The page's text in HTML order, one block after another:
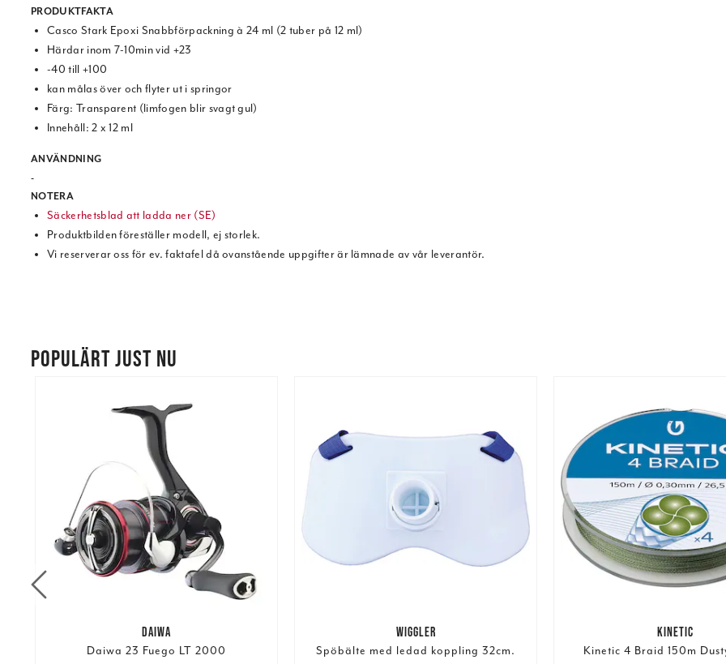
PRODUKTFAKTA
Casco Stark Epoxi Snabbförpackning à 24 ml (2 tuber på 12 ml)
Härdar inom 7-10min vid +23
-40 till +100
kan målas över och flyter ut i springor
Färg: Transparent (limfogen blir svagt gul)
Innehåll: 2 x 12 ml
ANVÄNDNING
-
NOTERA
Säckerhetsblad att ladda ner (SE)
Produktbilden föreställer modell, ej storlek.
Vi reserverar oss för ev. faktafel då ovanstående uppgifter är lämnade av vår leverantör.
POPULÄRT JUST NU
DAIWA
Daiwa 23 Fuego LT 2000
WIGGLER
Spöbälte med ledad koppling 32cm.
KINETIC
Kinetic 4 Braid 150m